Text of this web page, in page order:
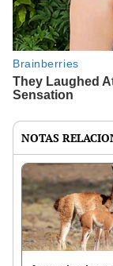
NOTAS